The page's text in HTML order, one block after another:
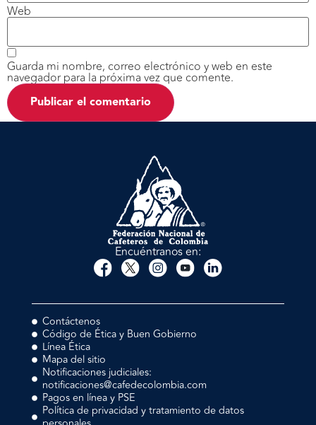
Web
Guarda mi nombre, correo electrónico y web en este
navegador para la próxima vez que comente.
Encuéntranos en:
Contáctenos
Código de Ética y Buen Gobierno
Línea Ética
Mapa del sitio
Notificaciones judiciales:
notificaciones@cafedecolombia.com
Pagos en línea y PSE
Política de privacidad y tratamiento de datos